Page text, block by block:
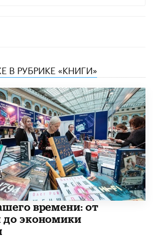
В РУБРИКЕ «КНИГИ»
времени: от
до экономики